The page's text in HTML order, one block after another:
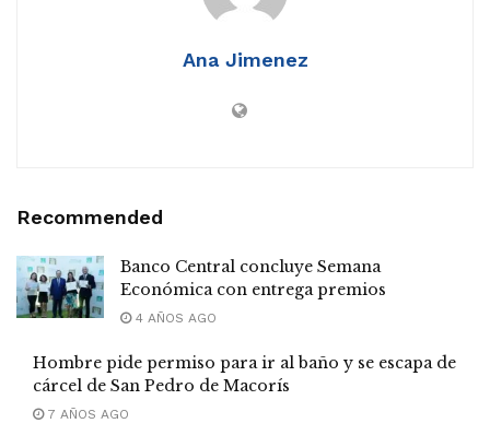
Ana Jimenez
Recommended
Banco Central concluye Semana
Económica con entrega premios
4 AÑOS AGO
Hombre pide permiso para ir al baño y se escapa de
cárcel de San Pedro de Macorís
7 AÑOS AGO